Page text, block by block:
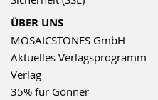
ÜBER UNS
MOSAICSTONES GmbH
Aktuelles Verlagsprogramm
Verlag
35% für Gönner